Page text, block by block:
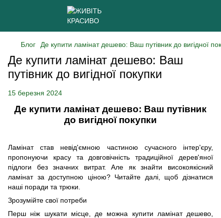
Блог Де купити ламінат дешево: Ваш путівник до вигідної
Де купити ламінат дешево: Ваш
путівник до вигідної покупки
15 березня 2024
Де купити ламінат дешево: Ваш путівник
до вигідної покупки
Ламінат став невід'ємною частиною сучасного інтер'єру,
пропонуючи красу та довговічність традиційної дерев'яної
підлоги без значних витрат. Але як знайти високоякісний
ламінат за доступною ціною? Читайте далі, щоб дізнатися
наші поради та трюки.
Зрозумійте свої потреби
Перш ніж шукати місце, де можна купити ламінат дешево,